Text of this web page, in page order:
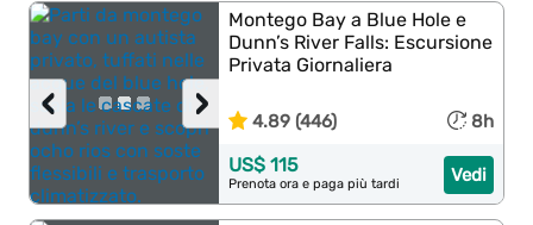
›
‹
Montego Bay a Blue Hole e
Dunn’s River Falls: Escursione
Privata Giornaliera
4.89 (446) 8h
Vedi
US$ 115
Prenota ora e paga più tardi